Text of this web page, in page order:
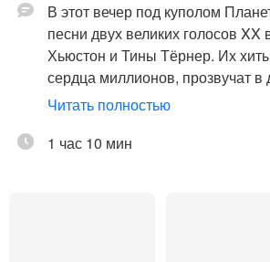
В этот вечер под куполом
песни двух великих голосов
Хьюстон и Тины Тёрнер. Их
сердца миллионов, прозвучат в
прочтении — в дуэте рояля и
25-метрового купола Планетария.
Читать полностью
1 час 10 мин